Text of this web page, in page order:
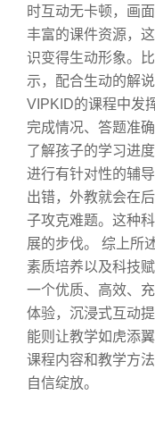
时互动无卡顿，画
丰富的课件资源，
识变得生动形象。
示，配合生动的解
VIPKID的课程中发
完成情况、答题准
了解孩子的学习进
进行有针对性的辅
出错，外教就会在
子攻克难题。这种
展的步伐。 综上所
素质培养以及科技
一个优质、高效、
体验，沉浸式互动
能则让教学如虎添
课程内容和教学方
自信绽放。